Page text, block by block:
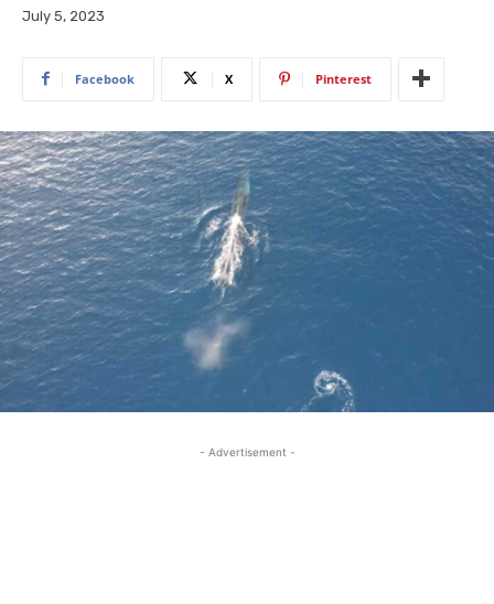
July 5, 2023
Facebook X Pinterest
- Advertisement -